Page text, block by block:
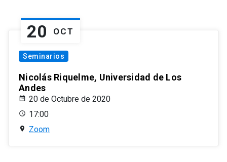
20 OCT
Seminarios
Nicolás Riquelme, Universidad de Los
Andes
20 de Octubre de 2020
17:00
Zoom